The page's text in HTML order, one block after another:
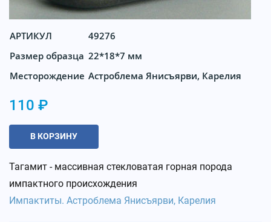
АРТИКУЛ
49276
Размер образца 22*18*7 мм
Месторождение Астроблема Янисъярви, Карелия
110 ₽
В КОРЗИНУ
Тагамит - массивная стекловатая горная порода
импактного происхождения
Импактиты. Астроблема Янисъярви, Карелия